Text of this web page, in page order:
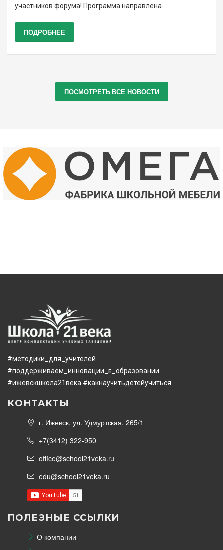
участников форума! Программа направлена...
ПОДРОБНЕЕ
ПОСМОТРЕТЬ ВСЕ НОВОСТИ
#методики_для_учителей
#поддерживаем_инновации_в_образовании
#ижевскшкола21века #какнаучитьдетейучиться
КОНТАКТЫ
г. Ижевск, ул. Удмуртская, 265/1
+7(3412) 322-950
office@school21veka.ru
edu@school21veka.ru
ПОЛЕЗНЫЕ ССЫЛКИ
О компании